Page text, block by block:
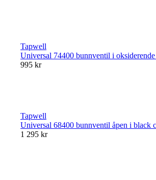
Tapwell
Universal 74400 bunnventil i oksiderende
995 kr
Tapwell
Universal 68400 bunnventil åpen i black
1 295 kr